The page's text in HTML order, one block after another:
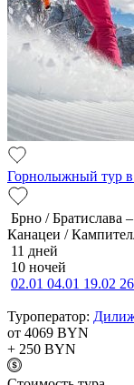
Горнолыжный тур
Брно / Братислава
Канацеи /
11 дней
10 ночей
02.01 04.01 19.02
Туроператор:
от 4069 BYN
+ 250 BYN